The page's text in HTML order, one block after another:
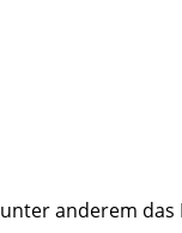
anderem